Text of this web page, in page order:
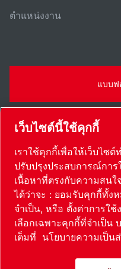
ตําแหน่งงาน
แบบฟ
แผนผังเว็บไซต์ตั้งค่ากา
เว็บไซต์นี้ใช้คุกกี้
เราใช้คุกกี้เพื่อให้เว็บไซ
ปรับปรุงประสบการณ์กา
เนื้อหาที่ตรงกับความสน
ได้ว่าจะ : ยอมรับคุกกี้ทั้ง
จำเป็น, หรือ ตั้งค่าการใช้
เลือกเฉพาะคุกกี้ที่จำเป็น
เต็มที่ นโยบายความเป็น